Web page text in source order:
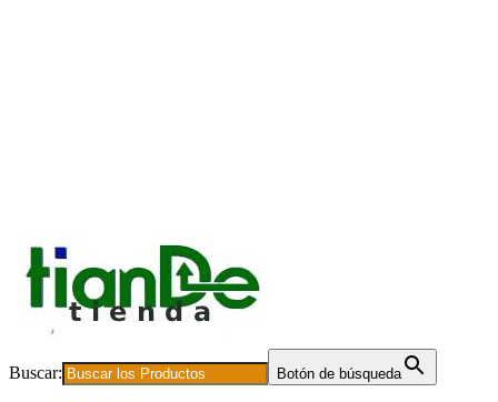
Buscar: Botón de búsqueda